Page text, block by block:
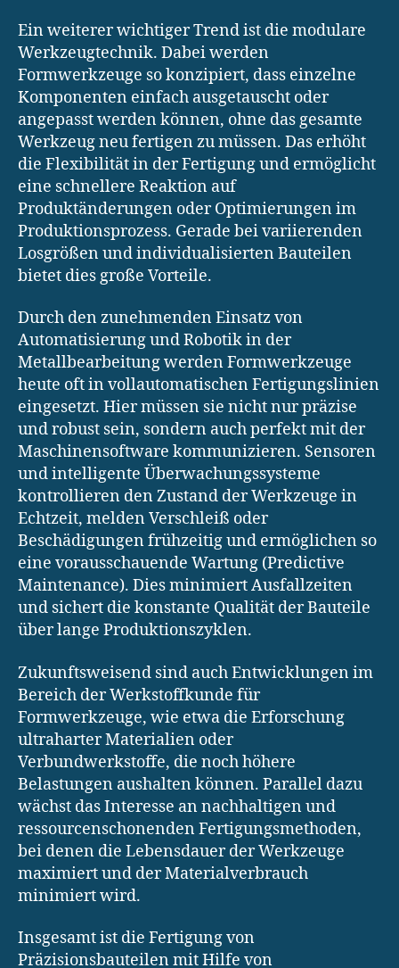
Ein weiterer wichtiger Trend ist die modulare
Werkzeugtechnik. Dabei werden
Formwerkzeuge so konzipiert, dass einzelne
Komponenten einfach ausgetauscht oder
angepasst werden können, ohne das gesamte
Werkzeug neu fertigen zu müssen. Das erhöht
die Flexibilität in der Fertigung und ermöglicht
eine schnellere Reaktion auf
Produktänderungen oder Optimierungen im
Produktionsprozess. Gerade bei variierenden
Losgrößen und individualisierten Bauteilen
bietet dies große Vorteile.
Durch den zunehmenden Einsatz von
Automatisierung und Robotik in der
Metallbearbeitung werden Formwerkzeuge
heute oft in vollautomatischen Fertigungslinien
eingesetzt. Hier müssen sie nicht nur präzise
und robust sein, sondern auch perfekt mit der
Maschinensoftware kommunizieren. Sensoren
und intelligente Überwachungssysteme
kontrollieren den Zustand der Werkzeuge in
Echtzeit, melden Verschleiß oder
Beschädigungen frühzeitig und ermöglichen so
eine vorausschauende Wartung (Predictive
Maintenance). Dies minimiert Ausfallzeiten
und sichert die konstante Qualität der Bauteile
über lange Produktionszyklen.
Zukunftsweisend sind auch Entwicklungen im
Bereich der Werkstoffkunde für
Formwerkzeuge, wie etwa die Erforschung
ultraharter Materialien oder
Verbundwerkstoffe, die noch höhere
Belastungen aushalten können. Parallel dazu
wächst das Interesse an nachhaltigen und
ressourcenschonenden Fertigungsmethoden,
bei denen die Lebensdauer der Werkzeuge
maximiert und der Materialverbrauch
minimiert wird.
Insgesamt ist die Fertigung von
Präzisionsbauteilen mit Hilfe von